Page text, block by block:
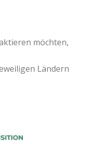
möchten,
Ländern